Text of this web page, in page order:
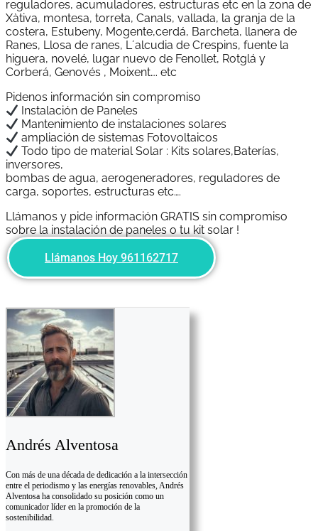
reguladores, acumuladores, estructuras etc en la zona de
Xàtiva, montesa, torreta, Canals, vallada, la granja de la
costera, Estubeny, Mogente,cerdá, Barcheta, llanera de
Ranes, Llosa de ranes, L´alcudia de Crespins, fuente la
higuera, novelé, lugar nuevo de Fenollet, Rotglá y
Corberá, Genovés , Moixent…. etc
Pidenos información sin compromiso
Instalación de Paneles
Mantenimiento de instalaciones solares
ampliación de sistemas Fotovoltaicos
Todo tipo de material Solar : Kits solares,Baterías,
inversores,
bombas de agua, aerogeneradores, reguladores de
carga, soportes, estructuras etc….
Llámanos y pide información GRATIS sin compromiso
sobre la instalación de paneles o tu kit solar !
Llámanos Hoy 961162717
Andrés Alventosa
Con más de una década de dedicación a la intersección
entre el periodismo y las energías renovables, Andrés
Alventosa ha consolidado su posición como un
comunicador líder en la promoción de la
sostenibilidad.